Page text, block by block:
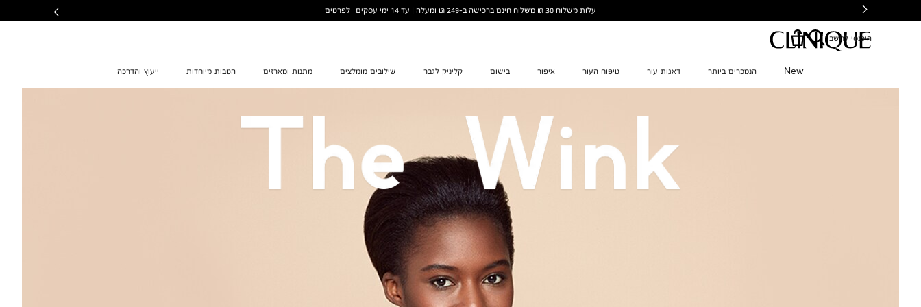
עלות משלוח 30 ₪ משלוח חינם ברכישה ב-249 ₪ ומעלה | עד 14 ימי עסקים לפרטים
היכנסי לחשבון
New הנמכרים ביותר דאגות עור טיפוח העור איפור בישום קליניק לגבר שילובים מומלצים מתנות ומארזים הטבות מיוחדות ייעוץ והדרכה